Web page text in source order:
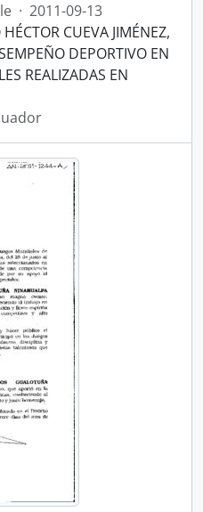
· 2011-09-13
CUEVA JIMÉNEZ,
DEPORTIVO EN
REALIZADAS EN